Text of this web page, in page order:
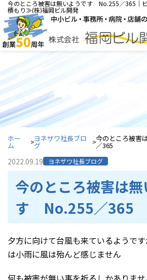
今のところ被害は無いようです No.255／365｜
積もり≫(株)福岡ビル開発
ヨネザワ社長ブ
ホー
ム
ヨネザワ社長ブロ
グ
今のところ被害
／365
2022.09.19 ヨネザワ社長ブログ
今のところ被害は
す No.255／365
夕方に向けて台風も来ているようで
は小雨に風は殆んど感じません